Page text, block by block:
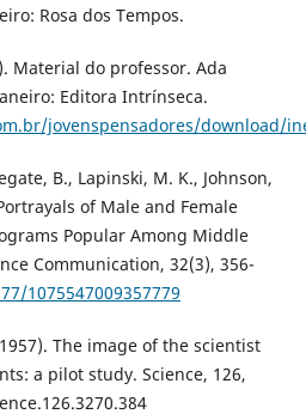
Rosa dos Tempos.
Material do professor. Ada
Editora Intrínseca.
jovenspensadores/download/
B., Lapinski, M. K., Johnson,
of Male and Female
Popular Among Middle
Communication, 32(3), 356-
1075547009357779
The image of the scientist
a pilot study. Science, 126,